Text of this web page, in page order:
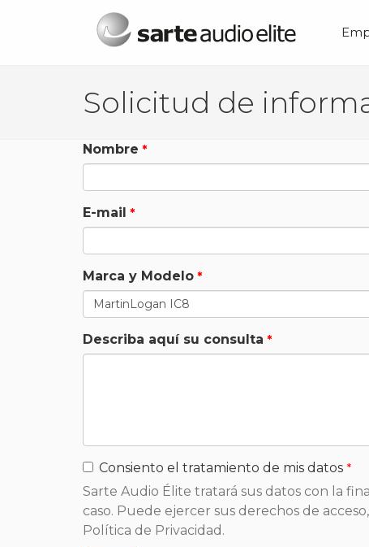
Menú principal
Nombre
E-mail
Marca y Modelo
Describa aquí su consulta
Consiento el tratamiento de mis datos
Sarte Audio Élite tratará sus datos con la
caso. Puede ejercer sus derechos de
Política de Privacidad.